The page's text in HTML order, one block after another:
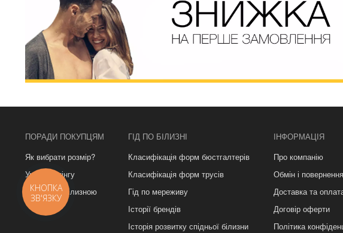
ПОРАДИ ПОКУПЦЯМ
Як вибрати розмір?
Урок з фітінгу
Догляд за білизною
ГІД ПО БІЛИЗНІ
Класифікація форм бюстгалтерів
Класифікація форм трусів
Гід по мереживу
Історії брендів
Історія розвитку спідньої білизни
ІНФОРМАЦІЯ
Про компанію
Обмін і повернення
Доставка та
Договір оферти
Політика
КНОПКА
ЗВ'ЯЗКУ